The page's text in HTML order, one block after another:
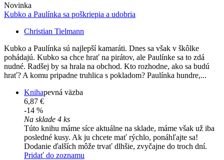
Novinka
Kubko a Paulínka sa poškriepia a udobria
Christian Tielmann
Kubko a Paulínka sú najlepší kamaráti. Dnes sa však v škôlke
pohádajú. Kubko sa chce hrať na pirátov, ale Paulínke sa to zdá
nudné. Radšej by sa hrala na obchod. Kto rozhodne, ako sa budú
hrať? A komu pripadne truhlica s pokladom? Paulínka hundre,...
Knihapevná väzba
6,87 €
-14 %
Na sklade 4 ks
Túto knihu máme síce aktuálne na sklade, máme však už iba
posledné kusy. Ak ju chcete mať rýchlo, ponáhľajte sa!
Dodanie ďalších môže trvať dlhšie, zvyčajne do troch dní.
Pridať do zoznamu